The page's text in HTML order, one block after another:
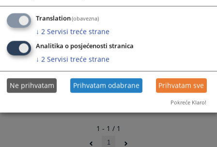
1 - 1 / 1
1
Translation(obavezna)
↓ 2 Servisi treće strane
Analitika o posjećenosti stranica
↓ 2 Servisi treće strane
Ne prihvatam Prihvatam odabrane Prihvatam sve
Pokreće Klaro!